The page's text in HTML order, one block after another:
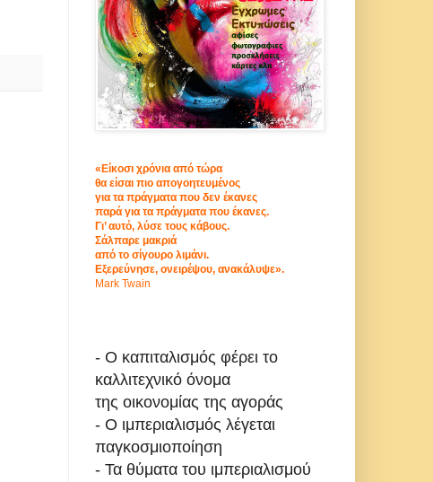
«Είκοσι χρόνια από τώρα
θα είσαι πιο απογοητευμένος
για τα πράγματα που δεν έκανες
παρά για τα πράγματα που έκανες.
Γι’ αυτό, λύσε τους κάβους.
Σάλπαρε μακριά
από το σίγουρο λιμάνι.
Εξερεύνησε, ονειρέψου, ανακάλυψε».
Mark Twain
- Ο καπιταλισμός φέρει το
καλλιτεχνικό όνομα
της οικονομίας της αγοράς
- Ο ιμπεριαλισμός λέγεται
παγκοσμιοποίηση
- Τα θύματα του ιμπεριαλισμού